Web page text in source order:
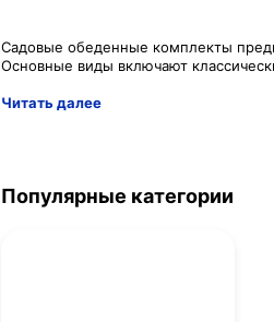
Садовые обеденные комплекты
Читать далее
Популярные категории